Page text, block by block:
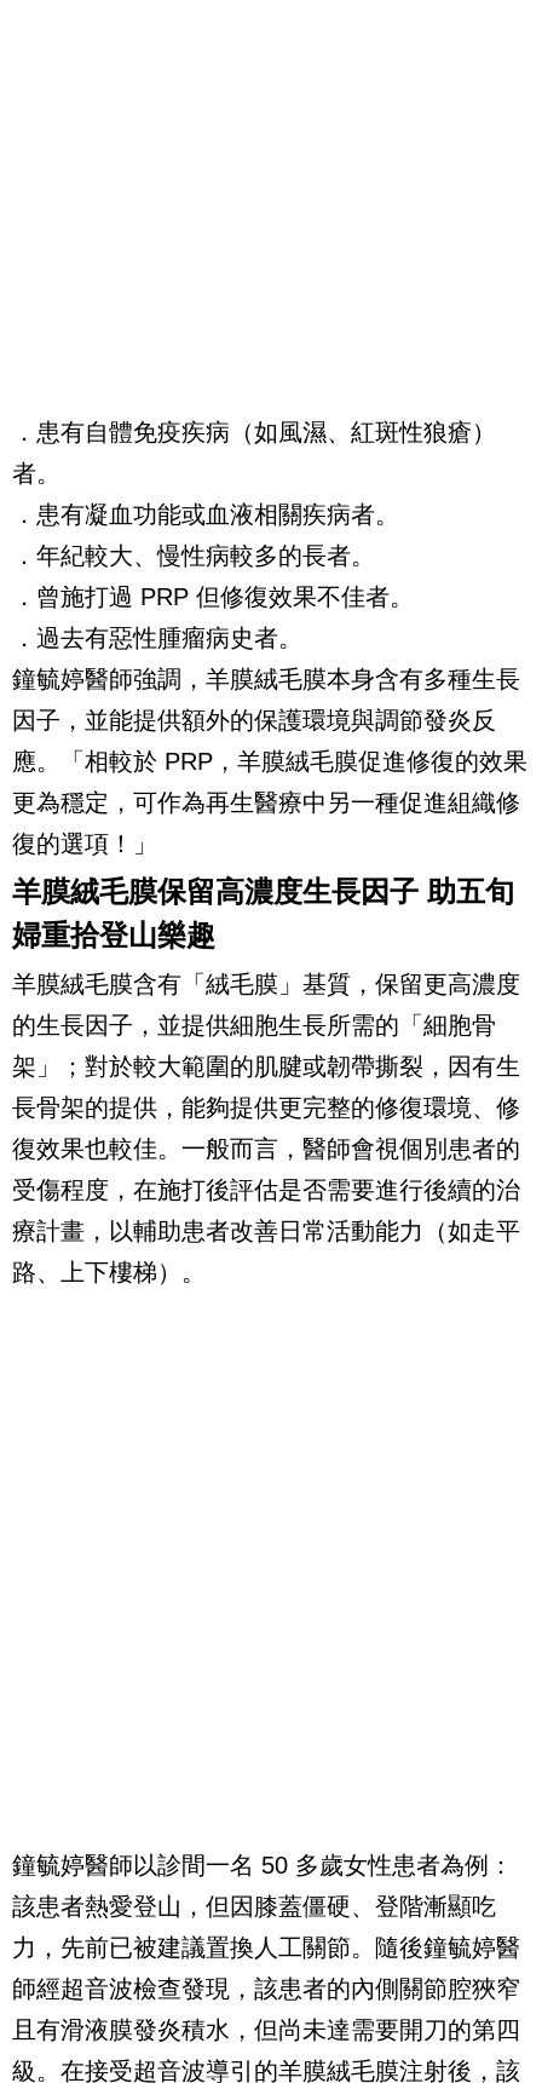
．患有自體免疫疾病（如風濕、紅斑性狼瘡）
者。
．患有凝血功能或血液相關疾病者。
．年紀較大、慢性病較多的長者。
．曾施打過 PRP 但修復效果不佳者。
．過去有惡性腫瘤病史者。
鐘毓婷醫師強調，羊膜絨毛膜本身含有多種生長
因子，並能提供額外的保護環境與調節發炎反
應。「相較於 PRP，羊膜絨毛膜促進修復的效果
更為穩定，可作為再生醫療中另一種促進組織修
復的選項！」
羊膜絨毛膜保留高濃度生長因子 助五旬
婦重拾登山樂趣
羊膜絨毛膜含有「絨毛膜」基質，保留更高濃度
的生長因子，並提供細胞生長所需的「細胞骨
架」；對於較大範圍的肌腱或韌帶撕裂，因有生
長骨架的提供，能夠提供更完整的修復環境、修
復效果也較佳。一般而言，醫師會視個別患者的
受傷程度，在施打後評估是否需要進行後續的治
療計畫，以輔助患者改善日常活動能力（如走平
路、上下樓梯）。
鐘毓婷醫師以診間一名 50 多歲女性患者為例：
該患者熱愛登山，但因膝蓋僵硬、登階漸顯吃
力，先前已被建議置換人工關節。隨後鐘毓婷醫
師經超音波檢查發現，該患者的內側關節腔狹窄
且有滑液膜發炎積水，但尚未達需要開刀的第四
級。在接受超音波導引的羊膜絨毛膜注射後，該